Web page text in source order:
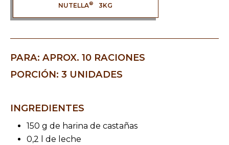
NUTELLA® 3KG
PARA: APROX. 10 RACIONES
PORCIÓN: 3 UNIDADES
INGREDIENTES
150 g de harina de castañas
0,2 l de leche